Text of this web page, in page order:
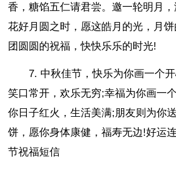
香，糖馅五仁请君尝。邀一轮明月
花好月圆之时，愿这皓月的光，月
团圆圆的祝福，快快乐乐的时光!
7. 中秋佳节，快乐为你画一个
笑口常开，欢乐无穷;幸福为你画一
你日子红火，生活美满;朋友则为你
饼，愿你身体康健，福寿无边!好运
节祝福短信